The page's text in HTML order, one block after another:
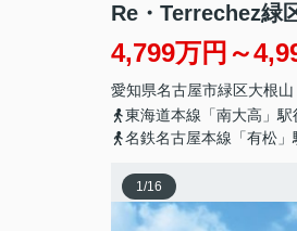
Re・Terrechez緑
4,799万円～
愛知県名古屋市緑区大根山
東海道本線「南大高」駅
名鉄名古屋本線「有松
1/16